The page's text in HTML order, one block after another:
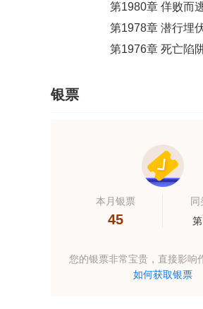
第1980章 佯败而
第1978章 潜行埋
第1976章 死亡陷
银票
本月银票
45
同
第
您的银票非常宝贵，直接影响
如何获取银票